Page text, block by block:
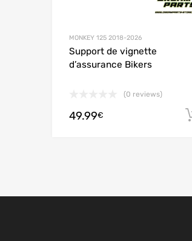
MONKEY 125 2018-2026
Support de vignette
d’assurance Bikers
(0 reviews)
49.99€